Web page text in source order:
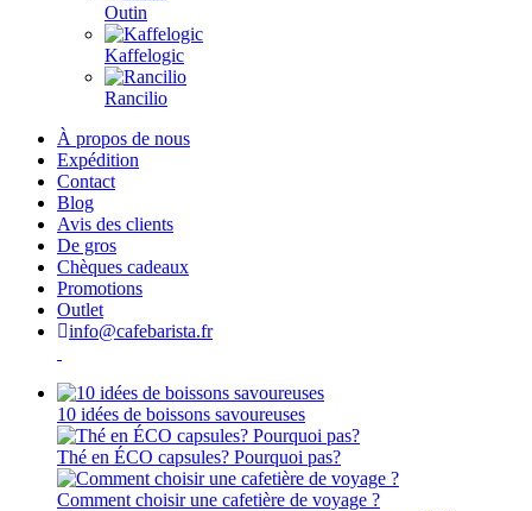
Outin
Kaffelogic
Rancilio
À propos de nous
Expédition
Contact
Blog
Avis des clients
De gros
Chèques cadeaux
Promotions
Outlet
info@cafebarista.fr
10 idées de boissons savoureuses
Thé en ÉCO capsules? Pourquoi pas?
Comment choisir une cafetière de voyage ?